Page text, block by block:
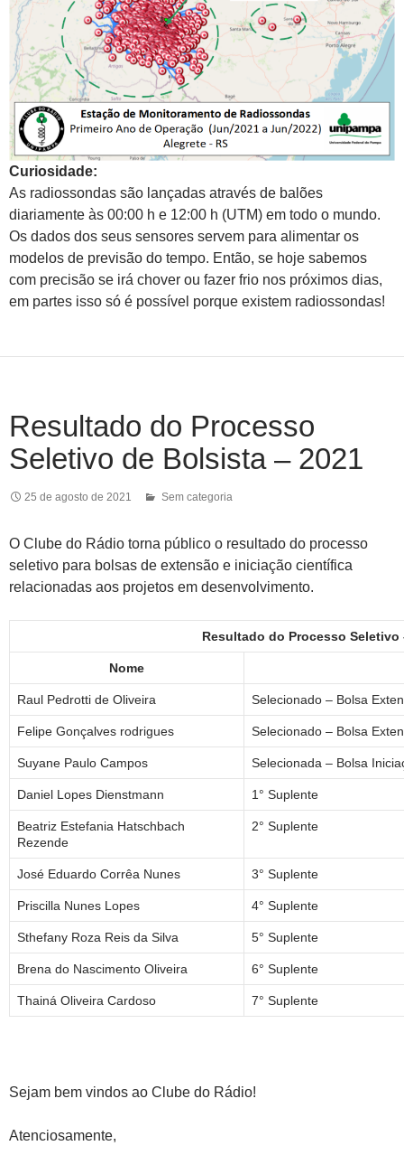
Curiosidade:
As radiossondas são lançadas através de balões
diariamente às 00:00 h e 12:00 h (UTM) em todo o mundo.
Os dados dos seus sensores servem para alimentar os
modelos de previsão do tempo. Então, se hoje sabemos
com precisão se irá chover ou fazer frio nos próximos dias,
em partes isso só é possível porque existem radiossondas!
Resultado do Processo
Seletivo de Bolsista – 2021
25 de agosto de 2021 Sem categoria
O Clube do Rádio torna público o resultado do processo
seletivo para bolsas de extensão e iniciação científica
relacionadas aos projetos em desenvolvimento.
Resultado do Processo Seletivo
Nome
Raul Pedrotti de Oliveira Selecionado – Bolsa
Felipe Gonçalves rodrigues Selecionado – Bolsa
Suyane Paulo Campos Selecionada – Bolsa
Daniel Lopes Dienstmann 1° Suplente
Beatriz Estefania Hatschbach
Rezende
2° Suplente
José Eduardo Corrêa Nunes 3° Suplente
Priscilla Nunes Lopes 4° Suplente
Sthefany Roza Reis da Silva 5° Suplente
Brena do Nascimento Oliveira 6° Suplente
Thainá Oliveira Cardoso 7° Suplente
Sejam bem vindos ao Clube do Rádio!
Atenciosamente,